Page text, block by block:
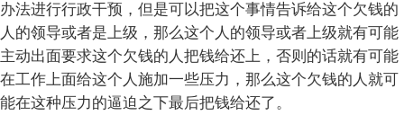
办法进行行政干预，但是可以把这个事情告诉给这个欠钱的
人的领导或者是上级，那么这个人的领导或者上级就有可能
主动出面要求这个欠钱的人把钱给还上，否则的话就有可能
在工作上面给这个人施加一些压力，那么这个欠钱的人就可
能在这种压力的逼迫之下最后把钱给还了。